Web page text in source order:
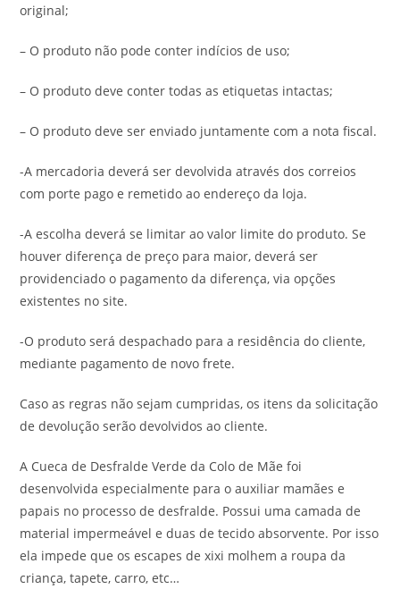
original;
– O produto não pode conter indícios de uso;
– O produto deve conter todas as etiquetas intactas;
– O produto deve ser enviado juntamente com a nota fiscal.
-A mercadoria deverá ser devolvida através dos correios
com porte pago e remetido ao endereço da loja.
-A escolha deverá se limitar ao valor limite do produto. Se
houver diferença de preço para maior, deverá ser
providenciado o pagamento da diferença, via opções
existentes no site.
-O produto será despachado para a residência do cliente,
mediante pagamento de novo frete.
Caso as regras não sejam cumpridas, os itens da solicitação
de devolução serão devolvidos ao cliente.
A Cueca de Desfralde Verde da Colo de Mãe foi
desenvolvida especialmente para o auxiliar mamães e
papais no processo de desfralde. Possui uma camada de
material impermeável e duas de tecido absorvente. Por isso
ela impede que os escapes de xixi molhem a roupa da
criança, tapete, carro, etc…